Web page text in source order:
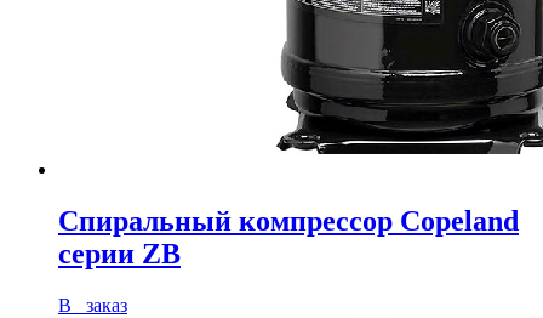
Спиральный компрессор Copeland
серии ZB
В заказ